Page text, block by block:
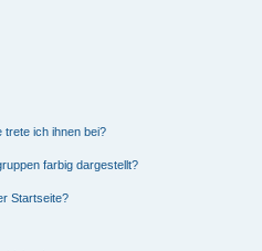
trete ich ihnen bei?
farbig dargestellt?
Startseite?